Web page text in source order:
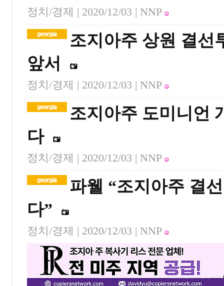
정치/경제 | 2020/12/03 | NNP
조지아주 상원 결선
앞서
정치/경제 | 2020/12/03 | NNP
조지아주 도미니언
다
정치/경제 | 2020/12/03 | NNP
파웰 “조지아주 결
다”
정치/경제 | 2020/12/03 | NNP